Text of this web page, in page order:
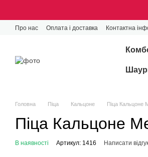
Про нас Оплата і доставка Контактна
Головна Піца Кальцоне Піца Кальцоне
Піца Кальцоне
В наявності Артикул: 1416 Написати